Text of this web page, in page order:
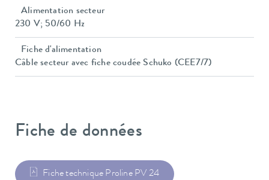
Alimentation secteur
230 V; 50/60 Hz
Fiche d'alimentation
Câble secteur avec fiche coudée Schuko (CEE7/7)
Fiche de données
Fiche technique Proline PV 24